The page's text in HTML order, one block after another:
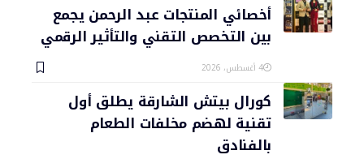
أخصائي المنتجات عبد الرحمن يجمع
بين التخصص التقني والتأثير الرقمي
4 أغسطس، 2026
كورال بيتش الشارقة يطلق أول
تقنية لهضم مخلفات الطعام
بالفنادق